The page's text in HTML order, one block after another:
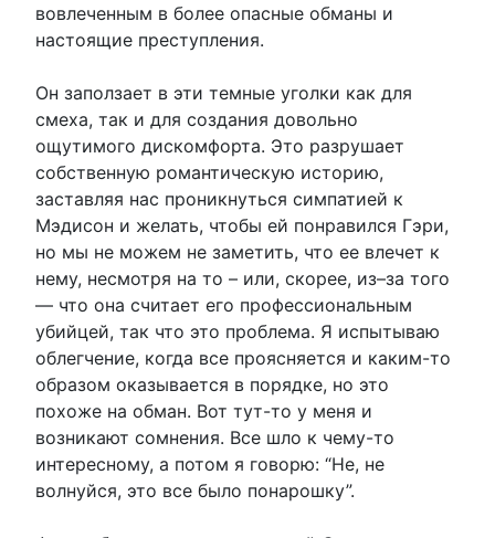
вовлеченным в более опасные обманы и
настоящие преступления.
Он заползает в эти темные уголки как для
смеха, так и для создания довольно
ощутимого дискомфорта. Это разрушает
собственную романтическую историю,
заставляя нас проникнуться симпатией к
Мэдисон и желать, чтобы ей понравился Гэри,
но мы не можем не заметить, что ее влечет к
нему, несмотря на то – или, скорее, из–за того
— что она считает его профессиональным
убийцей, так что это проблема. Я испытываю
облегчение, когда все проясняется и каким-то
образом оказывается в порядке, но это
похоже на обман. Вот тут-то у меня и
возникают сомнения. Все шло к чему-то
интересному, а потом я говорю: “Не, не
волнуйся, это все было понарошку”.